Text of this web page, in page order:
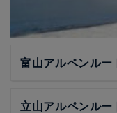
富山アルペンルー
立山アルペンルー